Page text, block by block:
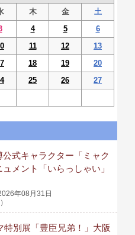
木 金
土
4 5
6
11 12
13
18 19
20
25 26
27
式キャラクター「ミャク
メント「いらっしゃい」
年08月31日
特別展「豊臣兄弟！」大阪